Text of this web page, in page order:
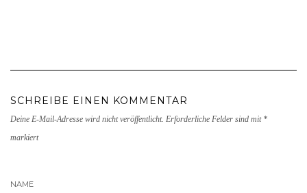
SCHREIBE EINEN KOMMENTAR
Deine E-Mail-Adresse wird nicht veröffentlicht. Erforderliche Felder sind mit *
markiert
NAME